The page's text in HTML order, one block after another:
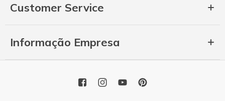
Customer Service
Informação Empresa